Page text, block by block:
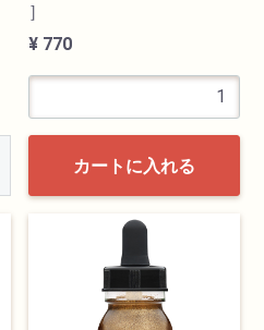
］
¥ 770
カートに入れる